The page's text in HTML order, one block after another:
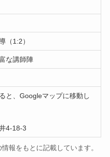
（1:2）
な講師陣
と、Googleマップに移動し
4-18-3
報をもとに記載しています。